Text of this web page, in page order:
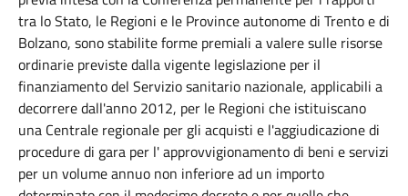
tra lo Stato, le Regioni e le Province autonome di Trento e di
Bolzano, sono stabilite forme premiali a valere sulle risorse
ordinarie previste dalla vigente legislazione per il
finanziamento del Servizio sanitario nazionale, applicabili a
decorrere dall'anno 2012, per le Regioni che istituiscano
una Centrale regionale per gli acquisti e l'aggiudicazione di
procedure di gara per l' approvvigionamento di beni e servizi
per un volume annuo non inferiore ad un importo